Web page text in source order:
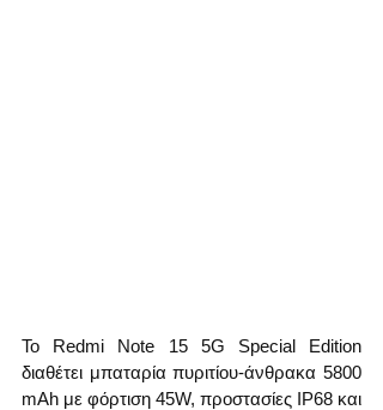
Το Redmi Note 15 5G Special Edition
διαθέτει μπαταρία πυριτίου-άνθρακα 5800
mAh με φόρτιση 45W, προστασίες IP68 και